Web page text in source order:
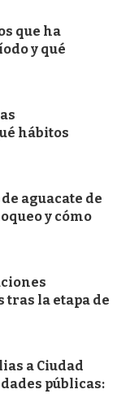
que ha
y qué
hábitos
aguacate de
y cómo
la etapa de
a Ciudad
públicas: